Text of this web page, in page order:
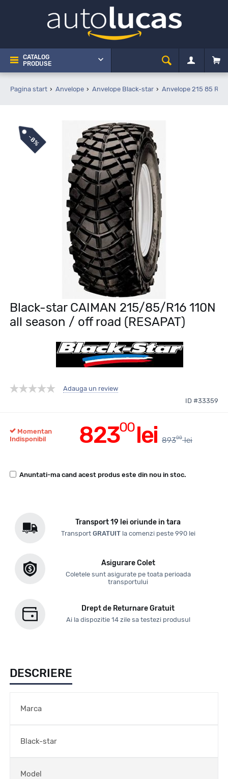
CATALOG
PRODUSE
Pagina start Anvelope Anvelope Black-star Anvelope 215 85 R16
-
8%
Black-star CAIMAN 215/85/R16 110N
all season / off road (RESAPAT)
Adauga un review
ID #33359
82300lei 89300 lei
Momentan
Indisponibil
Anuntati-ma cand acest produs este din nou in stoc.
Transport 19 lei oriunde in tara
Transport GRATUITla comenzi peste 990 lei
Asigurare Colet
Coletele sunt asigurate pe toata perioada
transportului
Drept de Returnare Gratuit
Ai la dispozitie 14 zile sa testezi produsul
DESCRIERE
Marca
Black-star
Model